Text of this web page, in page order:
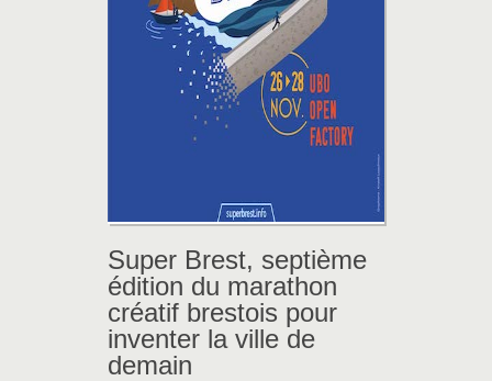
Super Brest, septième
édition du marathon
créatif brestois pour
inventer la ville de
demain